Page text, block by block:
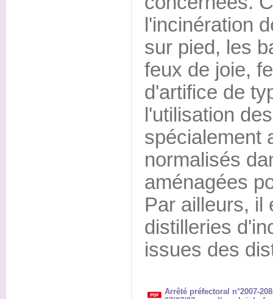
l'incinération
sur pied, les
feux de joie,
d'artifice de
l'utilisation
spécialement
normalisés
aménagées
Par ailleurs, il
distilleries
issues des
Arrêté préfectoral n°2007-